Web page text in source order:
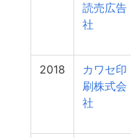
読売広告
社
2018
カワセ印
刷株式会
社